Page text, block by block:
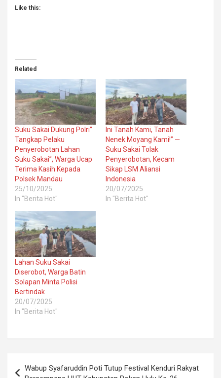
Like this:
Related
Suku Sakai Dukung Polri”
Tangkap Pelaku
Penyerobotan Lahan
Suku Sakai”, Warga Ucap
Terima Kasih Kepada
Polsek Mandau
25/10/2025
In "Berita Hot"
Ini Tanah Kami, Tanah
Nenek Moyang Kami!” —
Suku Sakai Tolak
Penyerobotan, Kecam
Sikap LSM Aliansi
Indonesia
20/07/2025
In "Berita Hot"
Lahan Suku Sakai
Diserobot, Warga Batin
Solapan Minta Polisi
Bertindak
20/07/2025
In "Berita Hot"
Wabup Syafaruddin Poti Tutup Festival Kenduri Rakyat